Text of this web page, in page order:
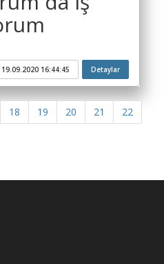
19.09.2020 16:44:45 Detaylar
18 19 20 21
22